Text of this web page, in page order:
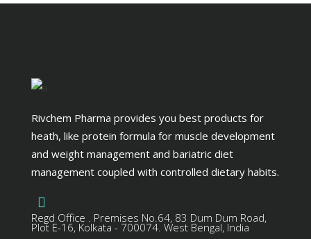
Rivchem Pharma provides you best products for
heath, like protein formula for muscle development
and weight management and bariatric diet
management coupled with controlled dietary habits.
Regd Office . Premises No.64, 83 Dum Dum Road,
Plot E-16, Kolkata - 700074. West Bengal, India